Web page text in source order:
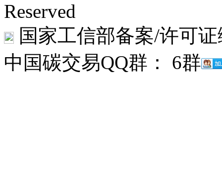
Reserved
国家工信部备案/许可
中国碳交易QQ群： 6群